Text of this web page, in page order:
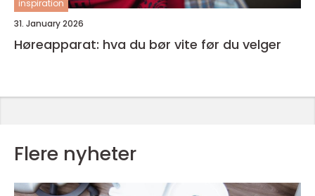
inspiration
31. January 2026
Høreapparat: hva du bør vite før du velger
Flere nyheter